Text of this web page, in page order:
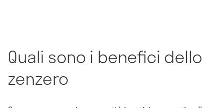
Quali sono i benefici dello
zenzero